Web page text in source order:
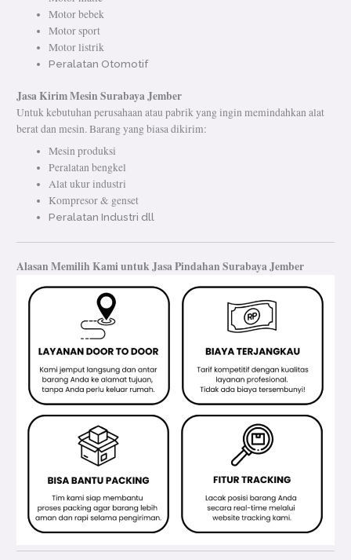
Motor bebek
Motor sport
Motor listrik
Peralatan Otomotif
Jasa Kirim Mesin Surabaya Jember
Untuk kebutuhan perusahaan atau pabrik yang ingin memindahkan alat
berat dan mesin. Barang yang biasa dikirim:
Mesin produksi
Peralatan bengkel
Alat ukur industri
Kompresor & genset
Peralatan Industri dll
Alasan Memilih Kami untuk Jasa Pindahan Surabaya Jember